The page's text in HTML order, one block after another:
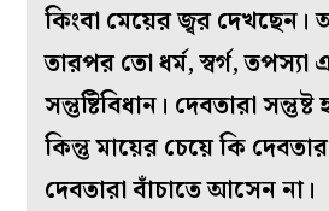
কিংবা মেয়ের জ্বর
তারপর তো ধর্ম, স্বর্গ, তপস‌্যা
সন্তুষ্টিবিধান। দেবতারা
কিন্তু মায়ের চেয়ে কি
দেবতারা বাঁচাতে আসেন না।